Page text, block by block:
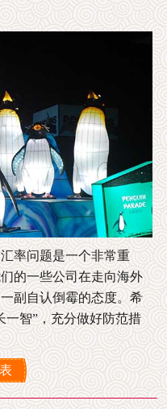
率问题是一个非常重
的一些公司在走向海外
副自认倒霉的态度。希
一智”，充分做好防范措